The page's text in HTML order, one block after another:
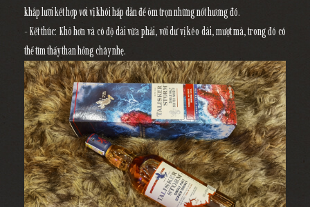
khắp lưỡi kết hợp với vị khói hấp dẫn để ôm trọn những nốt hương đó.
- Kết thúc: Khô hơn và có độ dài vừa phải, với dư vị kéo dài, mượt mà, trong đó có
thể tìm thấy than hồng cháy nhẹ.